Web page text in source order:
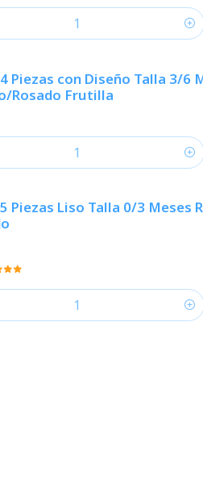
Piezas con Diseño Talla 3/6
Rosado Frutilla
Piezas Liso Talla 0/3 Meses